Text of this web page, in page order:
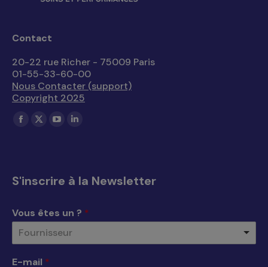
Contact
20-22 rue Richer - 75009 Paris
01-55-33-60-00
Nous Contacter (support)
Copyright 2025
Trouvez nous sur :
La
dans
nouvelle
fenêtre
La
dans
nouvelle
fenêtre
La
dans
nouvelle
fenêtre
La
dans
nouvelle
S'inscrire à la Newsletter
Vous êtes un ? *
Fournisseur
E-mail *